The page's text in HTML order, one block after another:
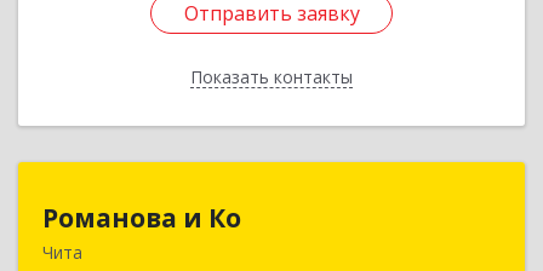
Отправить заявку
Показать контакты
Отправить заявку
Назад
Романова и Ко
Чита672000, Забайкальский край, Чита г, Анохина